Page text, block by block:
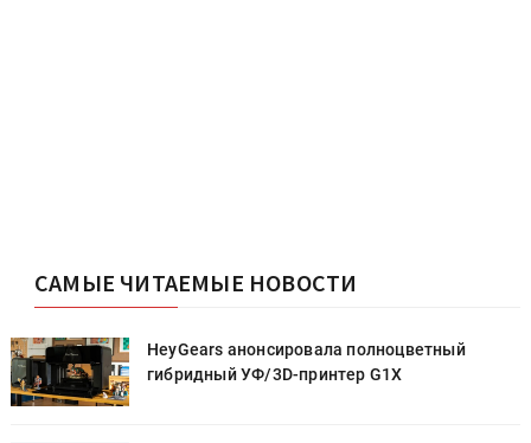
САМЫЕ ЧИТАЕМЫЕ НОВОСТИ
HeyGears анонсировала полноцветный
гибридный УФ/3D-принтер G1X